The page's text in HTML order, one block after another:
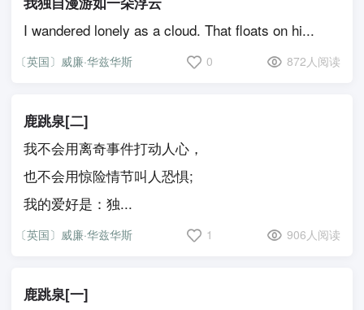
I wandered lonely as a cloud. That floats on hi...
〔英国〕威廉·华兹华斯 0 872人阅读
鹿跳泉[二]
我不会用离奇事件打动人心，
也不会用惊险情节叫人恐惧;
我的爱好是：独...
〔英国〕威廉·华兹华斯 1 906人阅读
鹿跳泉[一]